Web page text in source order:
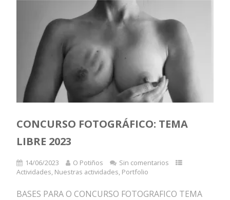
CONCURSO FOTOGRÁFICO: TEMA
LIBRE 2023
14/06/2023 O Potiños
Sin comentarios
Actividades Nuestras actividades Portfolio
BASES PARA O CONCURSO FOTOGRAFICO TEMA